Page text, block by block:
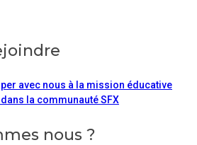
avec nous à la mission éducative
la communauté SFX
nous ?